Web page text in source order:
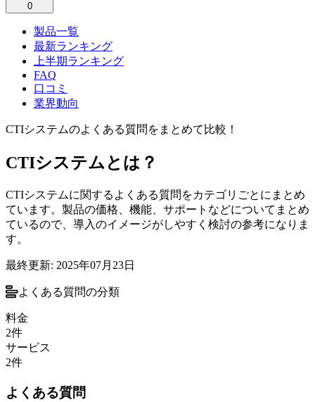
0
製品一覧
最新ランキング
上半期ランキング
FAQ
口コミ
業界動向
CTIシステムのよくある質問をまとめて比較！
CTIシステム とは？
CTIシステムに関するよくある質問をカテゴリごとにまとめ
ています。製品の価格、機能、サポートなどについてまとめ
ているので、導入のイメージがしやすく検討の参考になりま
す。
最終更新: 2025年07月23日
よくある質問の分類
料金
2件
サービス
2件
よくある質問